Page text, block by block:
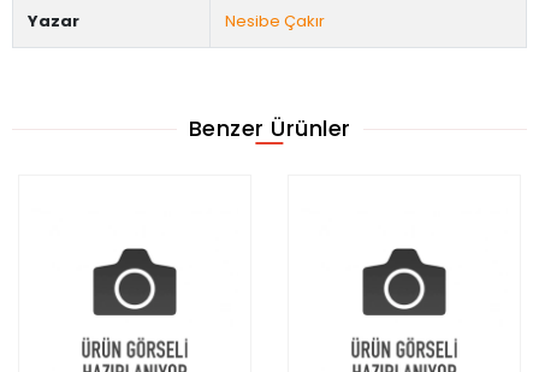
Yazar Nesibe Çakır
Benzer Ürünler